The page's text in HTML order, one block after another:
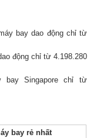
bay dao động chỉ từ
động chỉ từ 4.198.280
bay Singapore chỉ từ
bay rẻ nhất